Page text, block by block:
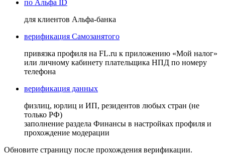
по Альфа ID
для клиентов Альфа-банка
верификация Самозанятого
привязка профиля на FL.ru к приложению «Мой налог»
или личному кабинету плательщика НПД по номеру
телефона
верификация данных
физлиц, юрлиц и ИП, резидентов любых стран (не
только РФ)
заполнение раздела Финансы в настройках профиля и
прохождение модерации
Обновите страницу после прохождения верификации.